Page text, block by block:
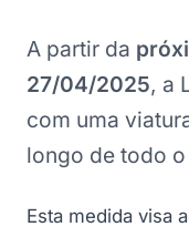
A partir da
27/04/2025, a
com uma
longo de todo
Esta medida visa